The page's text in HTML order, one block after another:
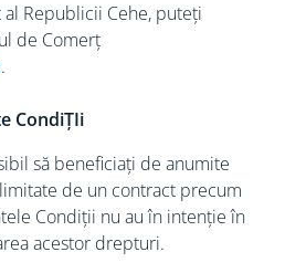
Republicii Cehe, puteți
de Comerț
.
CondiȚIi
să beneficiați de anumite
de un contract precum
Condiții nu au în intenție în
acestor drepturi.